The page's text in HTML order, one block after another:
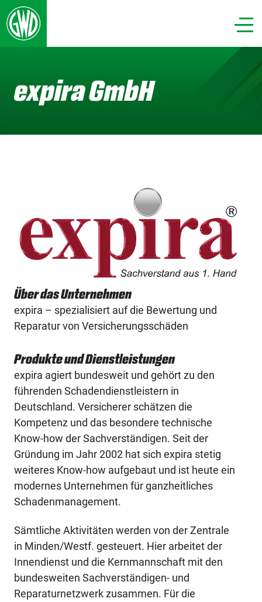
expira GmbH
Über das Unternehmen
expira – spezialisiert auf die Bewertung und
Reparatur von Versicherungs­schäden
Produkte und Dienstleistungen
expira agiert bundesweit und gehört zu den
führenden Schadendienstleistern in
Deutschland. Versicherer schätzen die
Kompetenz und das besondere technische
Know-how der Sachverständigen. Seit der
Gründung im Jahr 2002 hat sich expira stetig
weiteres Know-how aufgebaut und ist heute ein
modernes Unternehmen für ganzheitliches
Schadenmanagement.
Sämtliche Aktivitäten werden von der Zentrale
in Minden/Westf. gesteuert. Hier arbeitet der
Innendienst und die Kernmannschaft mit den
bundesweiten Sachverständigen- und
Reparaturnetzwerk zusammen. Für die